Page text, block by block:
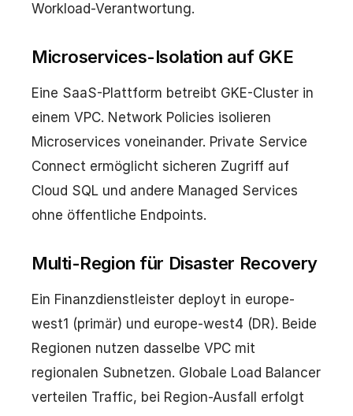
Workload-Verantwortung.
Microservices-Isolation auf GKE
Eine SaaS-Plattform betreibt GKE-Cluster in
einem VPC. Network Policies isolieren
Microservices voneinander. Private Service
Connect ermöglicht sicheren Zugriff auf
Cloud SQL und andere Managed Services
ohne öffentliche Endpoints.
Multi-Region für Disaster Recovery
Ein Finanzdienstleister deployt in europe-
west1 (primär) und europe-west4 (DR). Beide
Regionen nutzen dasselbe VPC mit
regionalen Subnetzen. Globale Load Balancer
verteilen Traffic, bei Region-Ausfall erfolgt